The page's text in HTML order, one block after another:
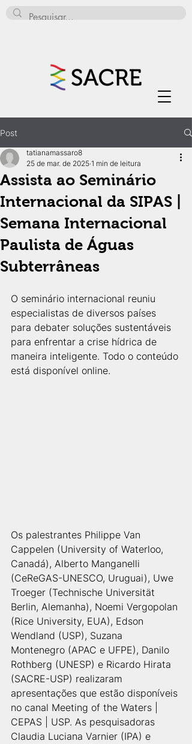
Post
Assista ao Seminário
Internacional da SIPAS |
Semana Internacional
Paulista de Águas
Subterrâneas
tatianamassaro8
25 de mar. de 2025 1 min de leitura
O seminário internacional reuniu
especialistas de diversos países
para debater soluções sustentáveis
para enfrentar a crise hídrica de
maneira inteligente. Todo o conteúdo
está disponível online.
Os palestrantes Philippe Van
Cappelen (University of Waterloo,
Canadá), Alberto Manganelli
(CeReGAS-UNESCO, Uruguai), Uwe
Troeger (Technische Universität
Berlin, Alemanha), Noemi Vergopolan
(Rice University, EUA), Edson
Wendland (USP), Suzana
Montenegro (APAC e UFPE), Danilo
Rothberg (UNESP) e Ricardo Hirata
(SACRE-USP) realizaram
apresentações que estão disponíveis
no canal Meeting of the Waters |
CEPAS | USP. As pesquisadoras
Claudia Luciana Varnier (IPA) e